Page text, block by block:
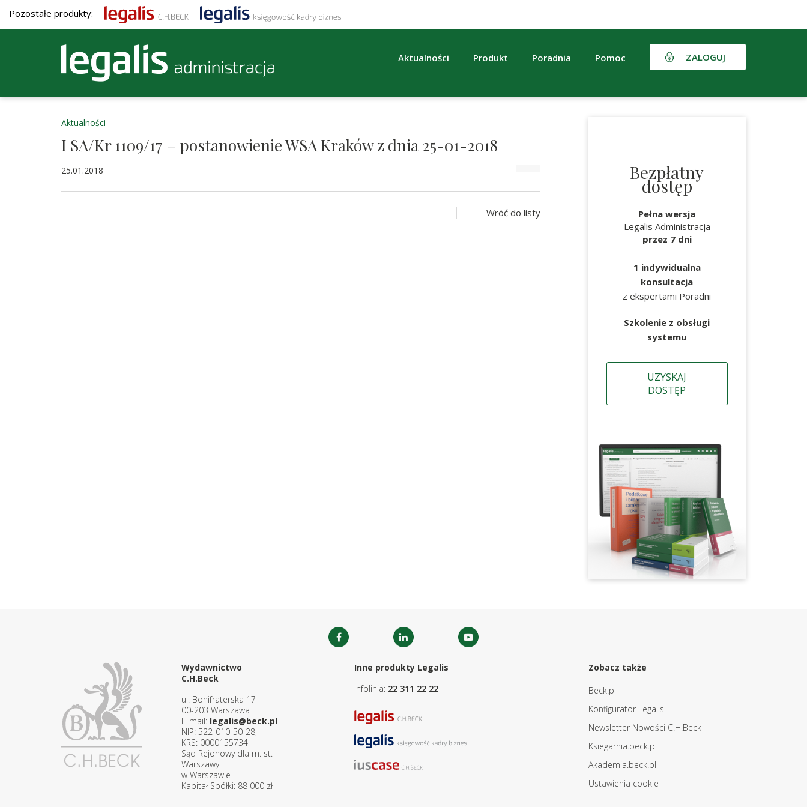
Pozostałe produkty:
Aktualności Produkt Poradnia Pomoc ZALOGUJ
Aktualności
I SA/Kr 1109/17 – postanowienie WSA Kraków z dnia 25-01-2018
25.01.2018
Wróć do listy
Bezpłatny
dostęp
Pełna wersja
Legalis Administracja
przez 7 dni
1 indywidualna
konsultacja
z ekspertami Poradni
Szkolenie z obsługi
systemu
UZYSKAJ
DOSTĘP
Wydawnictwo
C.H.Beck
ul. Bonifraterska 17
00-203 Warszawa
E-mail: legalis@beck.pl
NIP: 522-010-50-28,
KRS: 0000155734
Sąd Rejonowy dla m. st.
Warszawy
w Warszawie
Kapitał Spółki: 88 000 zł
Inne produkty Legalis
Infolinia: 22 311 22 22
Zobacz także
Beck.pl
Konfigurator Legalis
Newsletter Nowości C.H.Beck
Ksiegarnia.beck.pl
Akademia.beck.pl
Ustawienia cookie